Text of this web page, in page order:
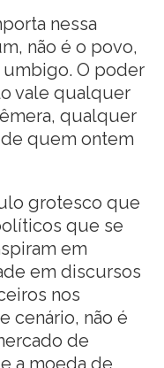
nessa
não é o povo,
O poder
vale qualquer
qualquer
quem ontem
grotesco que
que se
em
em discursos
nos
cenário, não é
de
a moeda de